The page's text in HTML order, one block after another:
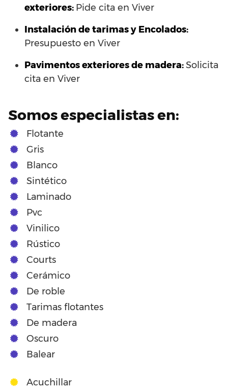
exteriores: Pide cita en Viver
Instalación de tarimas y Encolados:
Presupuesto en Viver
Pavimentos exteriores de madera:Solicita
cita en Viver
Somos especialistas en:
Flotante
Gris
Blanco
Sintético
Laminado
Pvc
Vinilico
Rústico
Courts
Cerámico
De roble
Tarimas flotantes
De madera
Oscuro
Balear
Acuchillar